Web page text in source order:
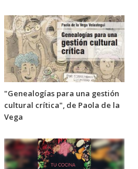
"Genealogías para una gestión
cultural crítica", de Paola de la
Vega